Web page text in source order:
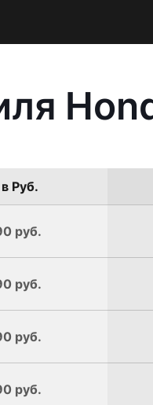
Руб.
руб.
руб.
руб.
руб.